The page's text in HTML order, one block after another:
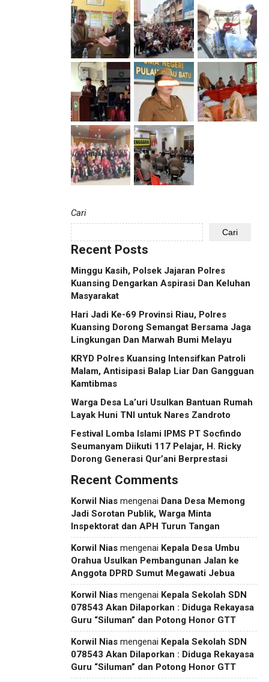
Cari
Cari
Recent Posts
Minggu Kasih, Polsek Jajaran Polres
Kuansing Dengarkan Aspirasi Dan Keluhan
Masyarakat
Hari Jadi Ke-69 Provinsi Riau, Polres
Kuansing Dorong Semangat Bersama Jaga
Lingkungan Dan Marwah Bumi Melayu
KRYD Polres Kuansing Intensifkan Patroli
Malam, Antisipasi Balap Liar Dan Gangguan
Kamtibmas
Warga Desa La’uri Usulkan Bantuan Rumah
Layak Huni TNI untuk Nares Zandroto
Festival Lomba Islami IPMS PT Socfindo
Seumanyam Diikuti 117 Pelajar, H. Ricky
Dorong Generasi Qur’ani Berprestasi
Recent Comments
Korwil Nias mengenai Dana Desa Memong
Jadi Sorotan Publik, Warga Minta
Inspektorat dan APH Turun Tangan
Korwil Nias mengenai Kepala Desa Umbu
Orahua Usulkan Pembangunan Jalan ke
Anggota DPRD Sumut Megawati Jebua
Korwil Nias mengenai Kepala Sekolah SDN
078543 Akan Dilaporkan : Diduga Rekayasa
Guru “Siluman” dan Potong Honor GTT
Korwil Nias mengenai Kepala Sekolah SDN
078543 Akan Dilaporkan : Diduga Rekayasa
Guru “Siluman” dan Potong Honor GTT